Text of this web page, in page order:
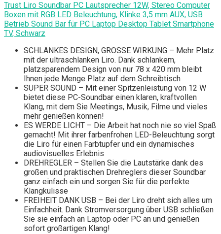
Trust Liro Soundbar PC Lautsprecher 12W, Stereo Computer
Boxen mit RGB LED Beleuchtung, Klinke 3,5 mm AUX, USB
Betrieb Sound Bar für PC Laptop Desktop Tablet Smartphone
TV, Schwarz
SCHLANKES DESIGN, GROSSE WIRKUNG – Mehr Platz
mit der ultraschlanken Liro. Dank schlankem,
platzsparendem Design von nur 78 x 420 mm bleibt
Ihnen jede Menge Platz auf dem Schreibtisch
SUPER SOUND – Mit einer Spitzenleistung von 12 W
bietet diese PC-Soundbar einen klaren, kraftvollen
Klang, mit dem Sie Meetings, Musik, Filme und vieles
mehr genießen können!
ES WERDE LICHT – Die Arbeit hat noch nie so viel Spaß
gemacht! Mit ihrer farbenfrohen LED-Beleuchtung sorgt
die Liro für einen Farbtupfer und ein dynamisches
audiovisuelles Erlebnis
DREHREGLER – Stellen Sie die Lautstärke dank des
großen und praktischen Drehreglers dieser Soundbar
ganz einfach ein und sorgen Sie für die perfekte
Klangkulisse
FREIHEIT DANK USB – Bei der Liro dreht sich alles um
Einfachheit. Dank Stromversorgung über USB schließen
Sie sie einfach an Laptop oder PC an und genießen
sofort großartigen Klang!